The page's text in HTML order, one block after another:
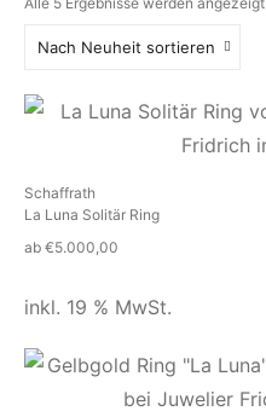
Nach Neuheit sortieren
Schaffrath
La Luna Solitär Ring
ab €5.000,00
inkl. 19 % MwSt.